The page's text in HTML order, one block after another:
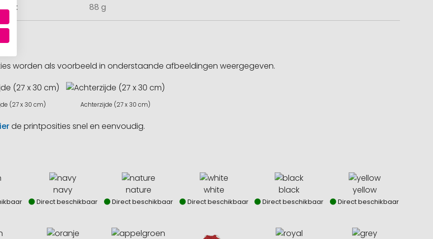
88 g
worden als voorbeeld in onderstaande afbeeldingen weergegeven.
(27 x 30 cm) Achterzijde (27 x 30 cm)
de printposities snel en eenvoudig.
navy
Direct beschikbaar
nature
Direct beschikbaar
white
Direct beschikbaar
black
Direct beschikbaar
yellow
Direct beschikbaar